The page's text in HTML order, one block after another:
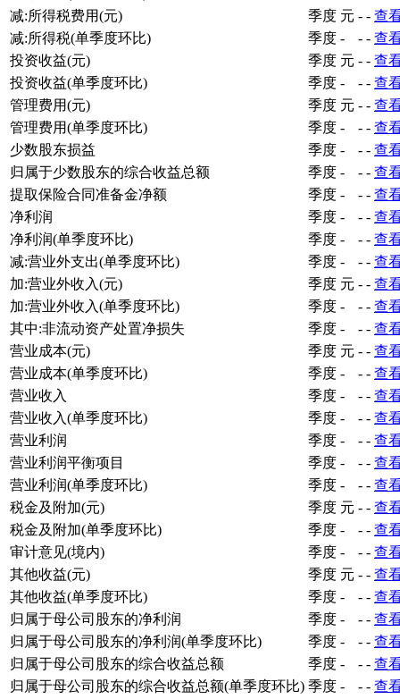
减:所得税费用(元)
季度 元 - - 查
减:所得税(单季度环比)
季度 - - - 查
投资收益(元)
季度 元 - - 查
投资收益(单季度环比)
季度 - - - 查
管理费用(元)
季度 元 - - 查
管理费用(单季度环比)
季度 - - - 查
少数股东损益
季度 - - - 查
归属于少数股东的综合收益总额
季度 - - - 查
提取保险合同准备金净额
季度 - - - 查
净利润
季度 - - - 查
净利润(单季度环比)
季度 - - - 查
减:营业外支出(单季度环比)
季度 - - - 查
加:营业外收入(元)
季度 元 - - 查
加:营业外收入(单季度环比)
季度 - - - 查
其中:非流动资产处置净损失
季度 - - - 查
营业成本(元)
季度 元 - - 查
营业成本(单季度环比)
季度 - - - 查
营业收入
季度 - - - 查
营业收入(单季度环比)
季度 - - - 查
营业利润
季度 - - - 查
营业利润平衡项目
季度 - - - 查
营业利润(单季度环比)
季度 - - - 查
税金及附加(元)
季度 元 - - 查
税金及附加(单季度环比)
季度 - - - 查
审计意见(境内)
季度 - - - 查
其他收益(元)
季度 元 - - 查
其他收益(单季度环比)
季度 - - - 查
归属于母公司股东的净利润
季度 - - - 查
归属于母公司股东的净利润(单季度环比)
季度 - - - 查
归属于母公司股东的综合收益总额
季度 - - - 查
归属于母公司股东的综合收益总额(单季度环比) 季度 - - - 查